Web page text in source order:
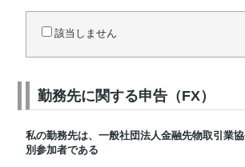
該当しません
勤務先に関する申告（FX）
私の勤務先は、一般社団法人金融先物取引業
別参加者である